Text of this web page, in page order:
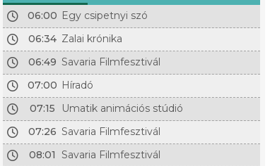
06:00 Egy csipetnyi szó
06:34 Zalai krónika
06:49 Savaria Filmfesztivál
07:00 Híradó
07:15
Umatik animációs stúdió
07:26 Savaria Filmfesztivál
08:01
Savaria Filmfesztivál